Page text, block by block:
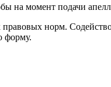
на момент подачи
норм.
форму.